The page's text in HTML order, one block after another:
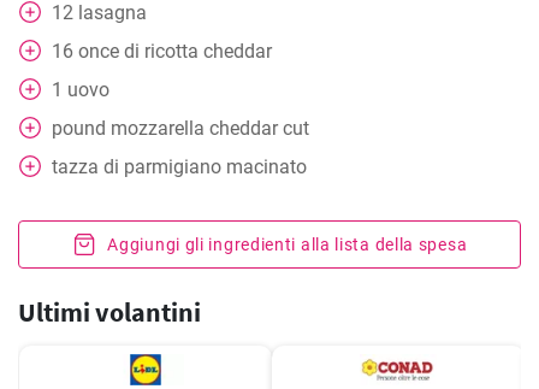
12 lasagna
16 once di ricotta cheddar
1 uovo
pound mozzarella cheddar cut
tazza di parmigiano macinato
Aggiungi gli ingredienti alla lista della spesa
Ultimi volantini